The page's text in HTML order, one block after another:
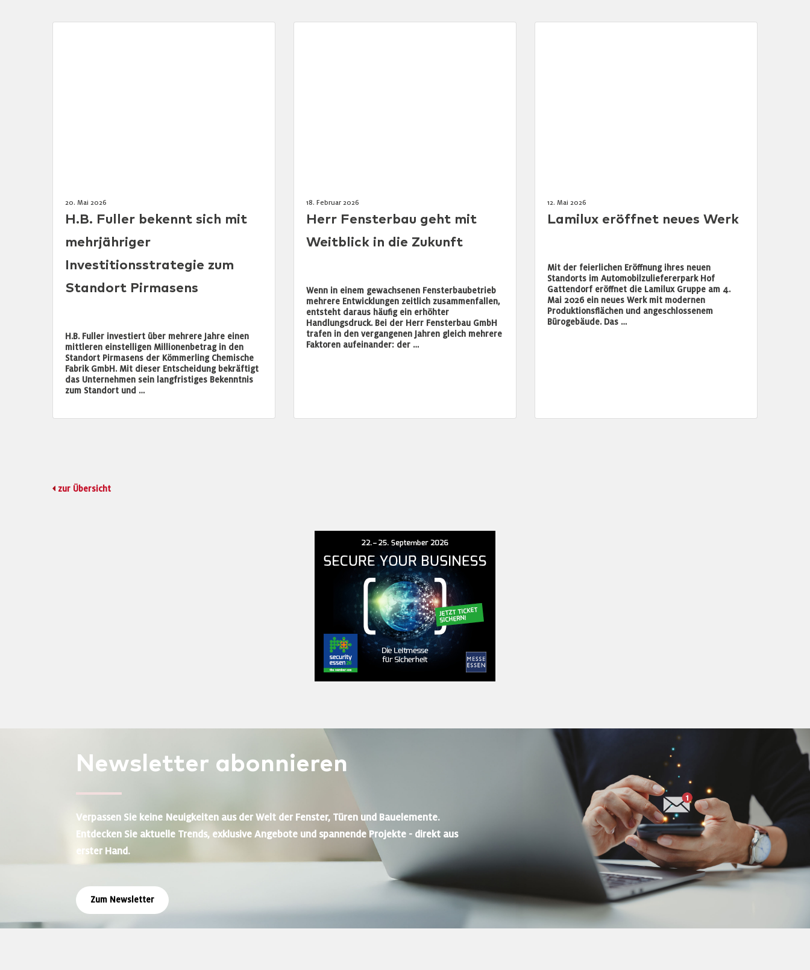
20. Mai 2026
H.B. Fuller bekennt sich mit
mehrjähriger
Investitionsstrategie zum
Standort Pirmasens
H.B. Fuller investiert über mehrere Jahre einen
mittleren einstelligen Millionenbetrag in den
Standort Pirmasens der Kömmerling Chemische
Fabrik GmbH. Mit dieser Entscheidung bekräftigt
das Unternehmen sein langfristiges Bekenntnis
zum Standort und …
18. Februar 2026
Herr Fensterbau geht mit
Weitblick in die Zukunft
Wenn in einem gewachsenen Fensterbaubetrieb
mehrere Entwicklungen zeitlich zusammenfallen,
entsteht daraus häufig ein erhöhter
Handlungsdruck. Bei der Herr Fensterbau GmbH
trafen in den vergangenen Jahren gleich mehrere
Faktoren aufeinander: der …
12. Mai 2026
Lamilux eröffnet neues Werk
Mit der feierlichen Eröffnung ihres neuen
Standorts im Automobilzuliefererpark Hof
Gattendorf eröffnet die Lamilux Gruppe am 4.
Mai 2026 ein neues Werk mit modernen
Produktionsflächen und angeschlossenem
Bürogebäude. Das …
zur Übersicht
Newsletter abonnieren
Verpassen Sie keine Neuigkeiten aus der Welt der Fenster, Türen und Bauelemente.
Entdecken Sie aktuelle Trends, exklusive Angebote und spannende Projekte - direkt aus
erster Hand.
Zum Newsletter